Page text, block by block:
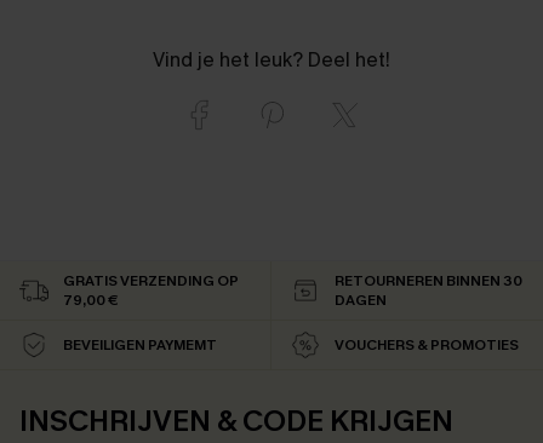
Vind je het leuk? Deel het!
GRATIS VERZENDING OP
79,00 €
RETOURNEREN BINNEN 30
DAGEN
BEVEILIGEN PAYMEMT VOUCHERS & PROMOTIES
INSCHRIJVEN & CODE KRIJGEN